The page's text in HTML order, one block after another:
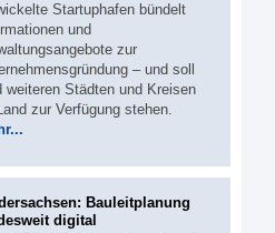
Startuphafen bündelt
und
zur
– und soll
weiteren Städten und Kreisen
zur Verfügung stehen.
Bauleitplanung
digital